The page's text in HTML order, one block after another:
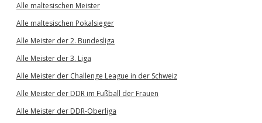
Alle maltesischen Meister
Alle maltesischen Pokalsieger
Alle Meister der 2. Bundesliga
Alle Meister der 3. Liga
Alle Meister der Challenge League in der Schweiz
Alle Meister der DDR im Fußball der Frauen
Alle Meister der DDR-Oberliga